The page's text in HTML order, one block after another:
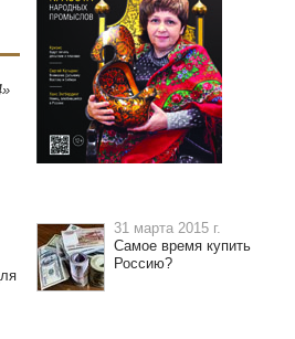
31 марта 2015 г.
Самое время купить
Россию?